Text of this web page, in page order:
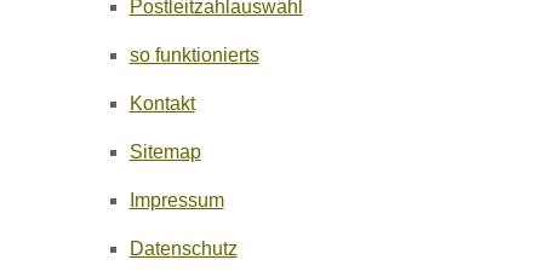
Postleitzahlauswahl
so funktionierts
Kontakt
Sitemap
Impressum
Datenschutz